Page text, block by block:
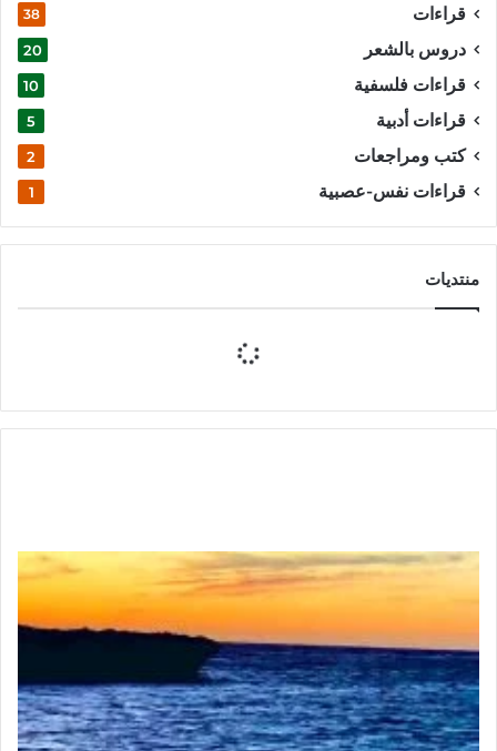
قراءات 38
دروس بالشعر 20
قراءات فلسفية 10
قراءات أدبية 5
كتب ومراجعات 2
قراءات نفس-عصبية 1
منتديات